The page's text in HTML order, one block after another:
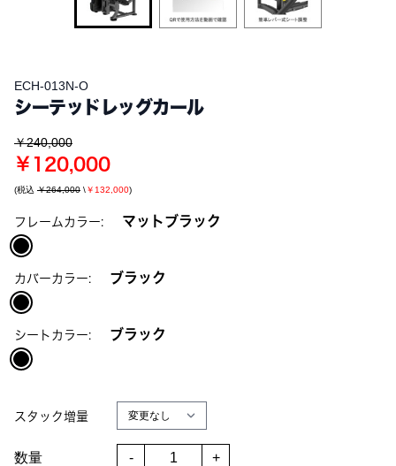
ECH-013N-O
シーテッドレッグカール
￥240,000
￥120,000
(税込 ￥264,000 \￥132,000)
フレームカラー: マットブラック
カバーカラー: ブラック
シートカラー: ブラック
スタック増量
数量 - +